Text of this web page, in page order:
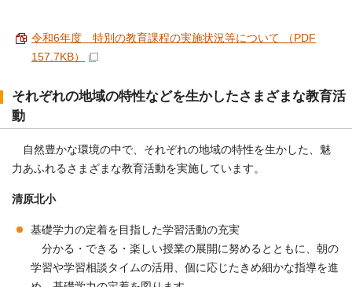
令和6年度 特別の教育課程の実施状況等について （PDF
157.7KB）
それぞれの地域の特性などを生かしたさまざまな教育活
動
自然豊かな環境の中で、それぞれの地域の特性を生かした、魅
力あふれるさまざまな教育活動を実施しています。
清原北小
基礎学力の定着を目指した学習活動の充実
分かる・できる・楽しい授業の展開に努めるとともに、朝の
学習や学習相談タイムの活用、個に応じたきめ細かな指導を進